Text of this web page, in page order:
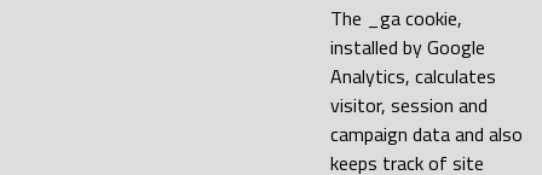
The _ga cookie,
installed by Google
Analytics, calculates
visitor, session and
campaign data and also
keeps track of site